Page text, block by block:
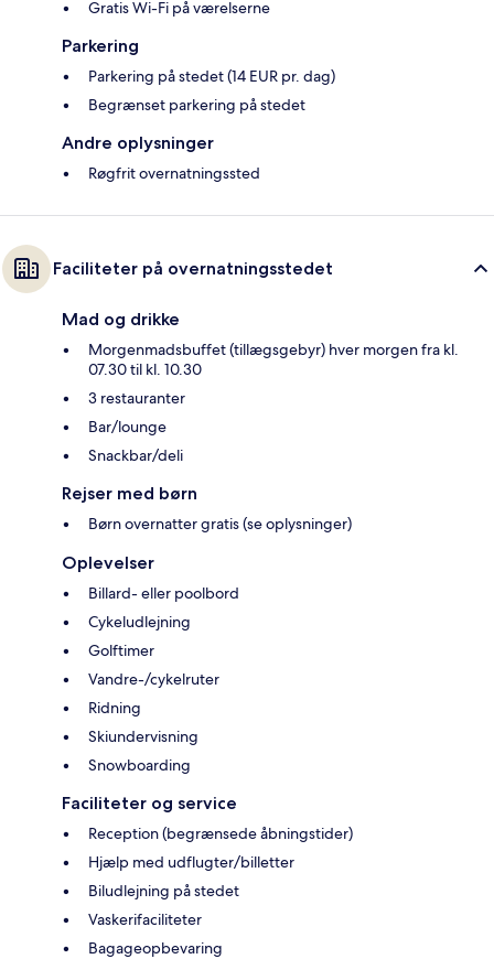
Gratis Wi-Fi på værelserne
Parkering
Parkering på stedet (14 EUR pr. dag)
Begrænset parkering på stedet
Andre oplysninger
Røgfrit overnatningssted
Faciliteter på overnatningsstedet
Mad og drikke
Morgenmadsbuffet (tillægsgebyr) hver morgen fra kl.
07.30 til kl. 10.30
3 restauranter
Bar/lounge
Snackbar/deli
Rejser med børn
Børn overnatter gratis (se oplysninger)
Oplevelser
Billard- eller poolbord
Cykeludlejning
Golftimer
Vandre-/cykelruter
Ridning
Skiundervisning
Snowboarding
Faciliteter og service
Reception (begrænsede åbningstider)
Hjælp med udflugter/billetter
Biludlejning på stedet
Vaskerifaciliteter
Bagageopbevaring